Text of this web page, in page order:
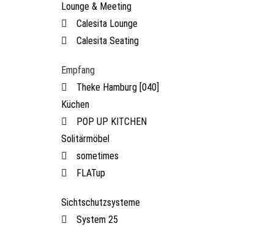
Lounge & Meeting
Calesita Lounge
Calesita Seating
Empfang
Theke Hamburg [040]
Küchen
POP UP KITCHEN
Solitärmöbel
sometimes
FLATup
Sichtschutzsysteme
System 25